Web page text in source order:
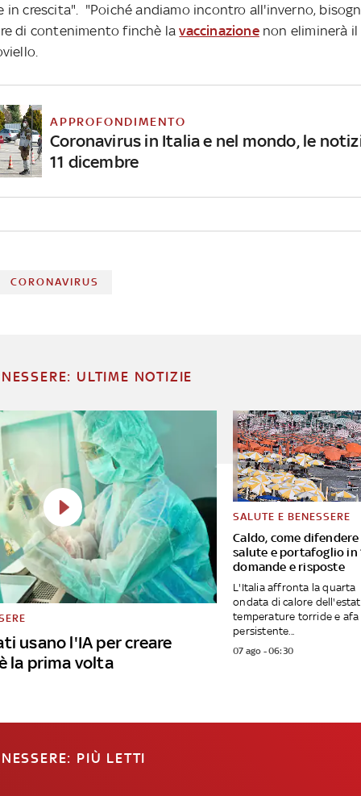
in crescita". "Poiché andiamo incontro all'inverno,
di contenimento finchè lavaccinazionenon eliminerà il
APPROFONDIMENTO
Coronavirus in Italia e nel mondo, le
11 dicembre
CORONAVIRUS
ULTIME NOTIZIE
usano l'IA per creare
la prima volta
Caldo, come difendere
salute e portafoglio in
domande e risposte
SALUTE E BENESSERE
L'Italia affronta la quarta
ondata di calore
temperature torride e afa
persistente...
07 ago - 06:30
PIÙ LETTI